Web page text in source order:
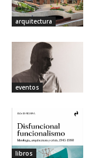
arquitectura
eventos
libros